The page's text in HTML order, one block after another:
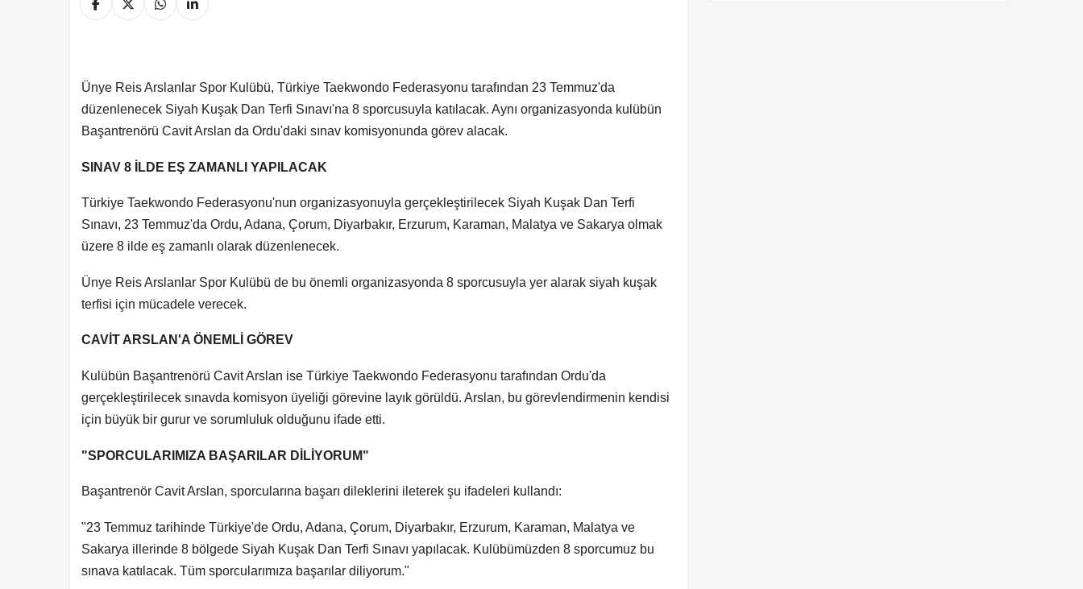
Ünye Reis Arslanlar Spor Kulübü, Türkiye Taekwondo Federasyonu tarafından 23 Temmuz'da
düzenlenecek Siyah Kuşak Dan Terfi Sınavı'na 8 sporcusuyla katılacak. Aynı organizasyonda kulübün
Başantrenörü Cavit Arslan da Ordu'daki sınav komisyonunda görev alacak.
SINAV 8 İLDE EŞ ZAMANLI YAPILACAK
Türkiye Taekwondo Federasyonu'nun organizasyonuyla gerçekleştirilecek Siyah Kuşak Dan Terfi
Sınavı, 23 Temmuz'da Ordu, Adana, Çorum, Diyarbakır, Erzurum, Karaman, Malatya ve Sakarya olmak
üzere 8 ilde eş zamanlı olarak düzenlenecek.
Ünye Reis Arslanlar Spor Kulübü de bu önemli organizasyonda 8 sporcusuyla yer alarak siyah kuşak
terfisi için mücadele verecek.
CAVİT ARSLAN'A ÖNEMLİ GÖREV
Kulübün Başantrenörü Cavit Arslan ise Türkiye Taekwondo Federasyonu tarafından Ordu'da
gerçekleştirilecek sınavda komisyon üyeliği görevine layık görüldü. Arslan, bu görevlendirmenin kendisi
için büyük bir gurur ve sorumluluk olduğunu ifade etti.
"SPORCULARIMIZA BAŞARILAR DİLİYORUM"
Başantrenör Cavit Arslan, sporcularına başarı dileklerini ileterek şu ifadeleri kullandı:
"23 Temmuz tarihinde Türkiye'de Ordu, Adana, Çorum, Diyarbakır, Erzurum, Karaman, Malatya ve
Sakarya illerinde 8 bölgede Siyah Kuşak Dan Terfi Sınavı yapılacak. Kulübümüzden 8 sporcumuz bu
sınava katılacak. Tüm sporcularımıza başarılar diliyorum."